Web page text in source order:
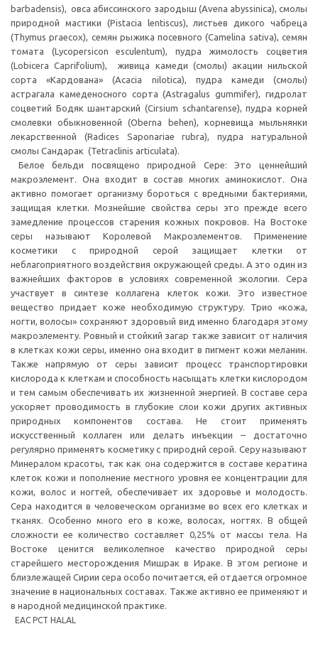
barbadensis), овса абиссинского зародыш (Avena abyssinica), смолы
природной мастики (Pistacia lentiscus), листьев дикого чабреца
(Thymus praecox), семян рыжика посевного (Саmеlinа sativa), семян
томата (Lycopersicon esculentum), пудра жимолость соцветия
(Lobicera Caprifolium), живица камеди (смолы) акации нильской
сорта «Кардована» (Acacia nilotica), пудра камеди (смолы)
астрагала камеденосного сорта (Astragalus gummifer), гидролат
соцветий Бодяк шантарский (Cirsium schantarense), пудра корней
смолевки обыкновенной (Oberna behen), корневища мыльнянки
лекарственной (Radices Saponariae rubra), пудра натуральной
смолы Сандарак (Tetraclinis articulata).
Белое бельди посвящено природной Сере: Это ценнейший
макроэлемент. Она входит в состав многих аминокислот. Она
активно помогает организму бороться с вредными бактериями,
защищая клетки. Мознейшие свойства серы это прежде всего
замедление процессов старения кожных покровов. На Востоке
серы называют Королевой Макроэлементов. Применение
косметики с природной серой защищает клетки от
неблагоприятного воздействия окружающей среды. А это один из
важнейших факторов в условиях современной экологии. Сера
участвует в синтезе коллагена клеток кожи. Это известное
вещество придает коже необходимую структуру. Трио «кожа,
ногти, волосы» сохраняют здоровый вид именно благодаря этому
макроэлементу. Ровный и стойкий загар также зависит от наличия
в клетках кожи серы, именно она входит в пигмент кожи меланин.
Также напрямую от серы зависит процесс транспортировки
кислорода к клеткам и способность насыщать клетки кислородом
и тем самым обеспечивать их жизненной энергией. В составе сера
ускоряет проводимость в глубокие слои кожи других активных
природных компонентов состава. Не стоит применять
искусственный коллаген или делать инъекции – достаточно
регулярно применять косметику с природнй серой. Серу называют
Минералом красоты, так как она содержится в составе кератина
клеток кожи и пополнение местного уровня ее концентрации для
кожи, волос и ногтей, обеспечивает их здоровье и молодость.
Сера находится в человеческом организме во всех его клетках и
тканях. Особенно много его в коже, волосах, ногтях. В общей
сложности ее количество составляет 0,25% от массы тела. На
Востоке ценится великолепное качество природной серы
старейшего месторождения Мишрак в Ираке. В этом регионе и
близлежащей Сирии сера особо почитается, ей отдается огромное
значение в национальных составах. Также активно ее применяют и
в народной медицинской практике.
ЕАС РСТ HALAL